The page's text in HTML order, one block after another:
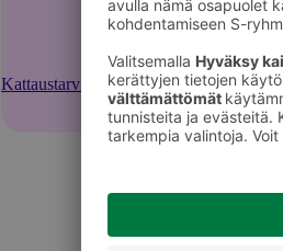
Kattaustarvikkeet ja kertakäyttökattaus